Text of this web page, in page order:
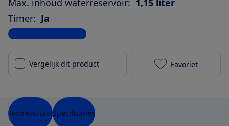
Max. inhoud waterreservoir: 1,15 liter
Timer: Ja
Bekijk alle specificaties
Vergelijk dit product Inventum
Favoriet
TestresultaatSpecificaties